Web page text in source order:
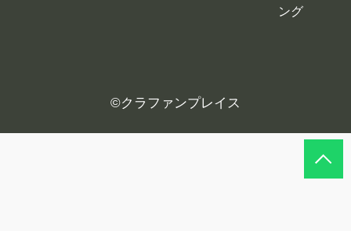
クラウ